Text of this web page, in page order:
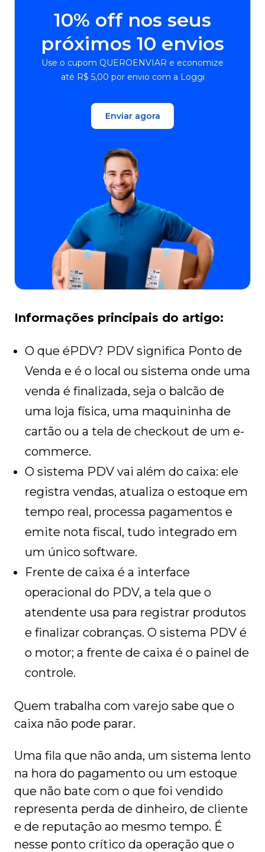
10% off nos seus
próximos 10 envios
Use o cupom QUEROENVIAR e economize
até R$ 5,00 por envio com a Loggi
Enviar agora
Informações principais do artigo:
O que éPDV? PDV significa Ponto de
Venda e é o local ou sistema onde uma
venda é finalizada, seja o balcão de
uma loja física, uma maquininha de
cartão ou a tela de checkout de um e-
commerce.
O sistema PDV vai além do caixa: ele
registra vendas, atualiza o estoque em
tempo real, processa pagamentos e
emite nota fiscal, tudo integrado em
um único software.
Frente de caixa é a interface
operacional do PDV, a tela que o
atendente usa para registrar produtos
e finalizar cobranças. O sistema PDV é
o motor; a frente de caixa é o painel de
controle.
Quem trabalha com varejo sabe que o
caixa não pode parar.
Uma fila que não anda, um sistema lento
na hora do pagamento ou um estoque
que não bate com o que foi vendido
representa perda de dinheiro, de cliente
e de reputação ao mesmo tempo. É
nesse ponto crítico da operação que o